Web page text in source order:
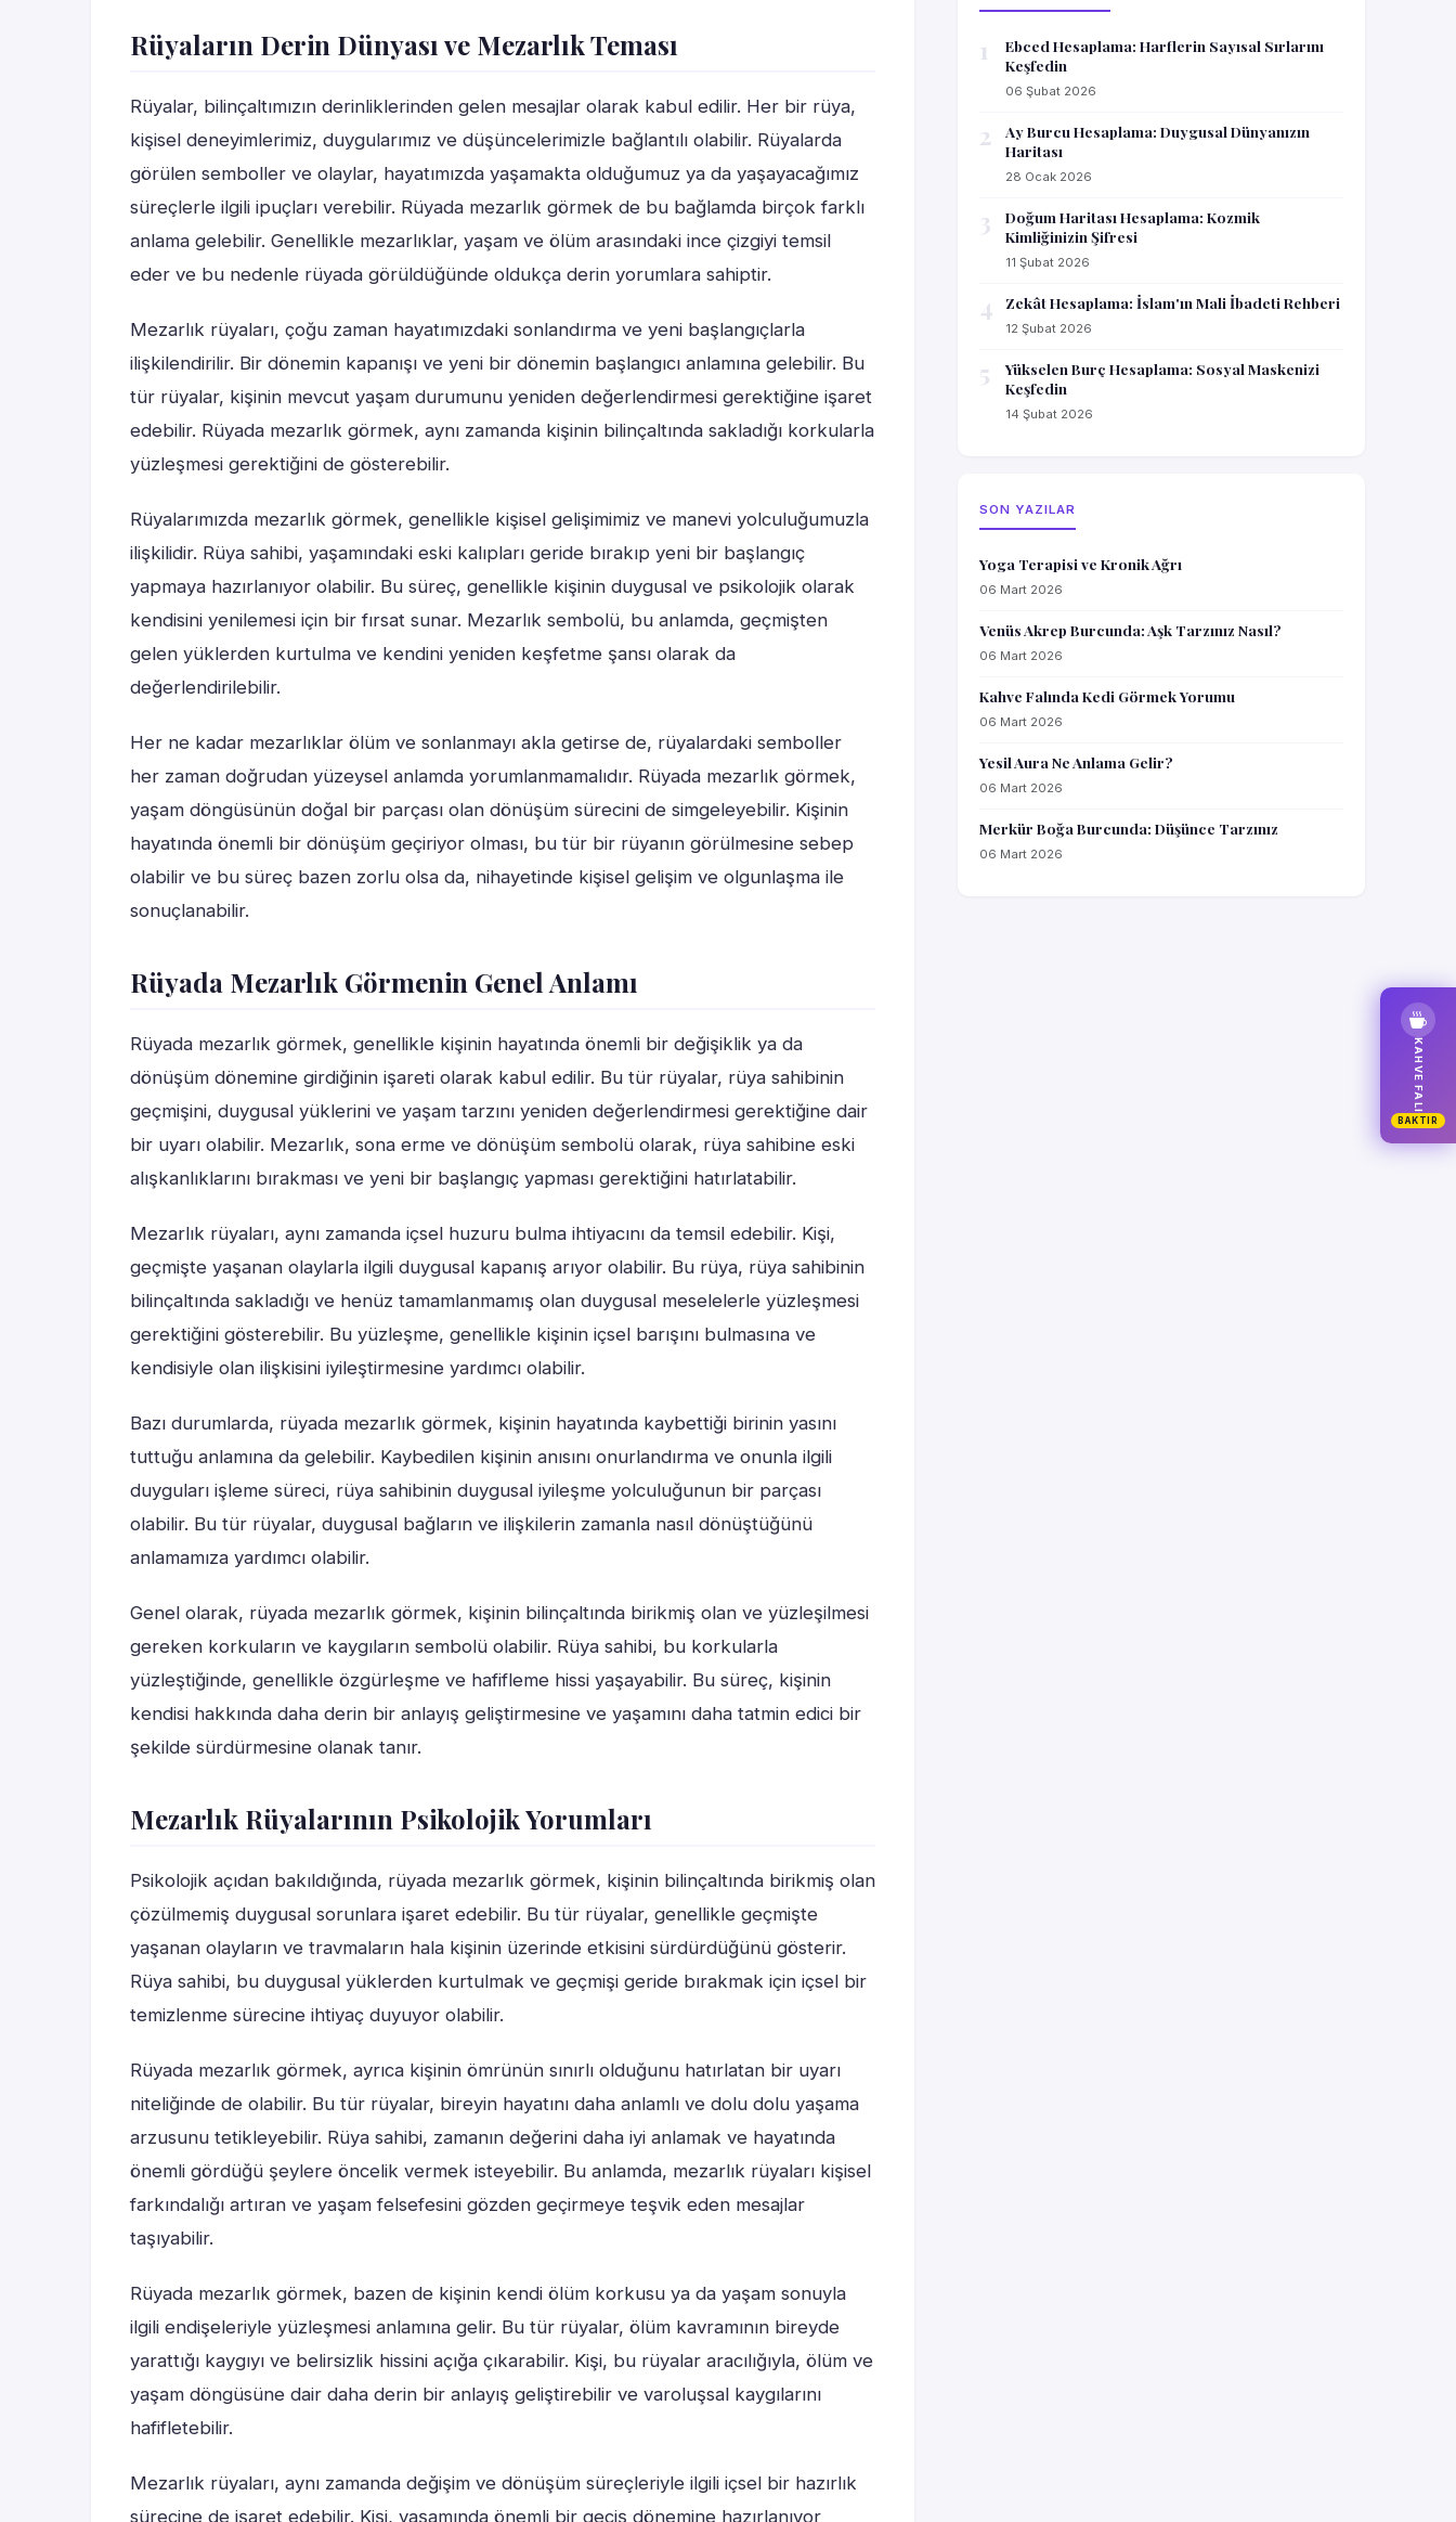
Rüyaların Derin Dünyası ve Mezarlık Teması
Rüyalar, bilinçaltımızın derinliklerinden gelen mesajlar olarak kabul edilir. Her bir rüya,
kişisel deneyimlerimiz, duygularımız ve düşüncelerimizle bağlantılı olabilir. Rüyalarda
görülen semboller ve olaylar, hayatımızda yaşamakta olduğumuz ya da yaşayacağımız
süreçlerle ilgili ipuçları verebilir. Rüyada mezarlık görmek de bu bağlamda birçok farklı
anlama gelebilir. Genellikle mezarlıklar, yaşam ve ölüm arasındaki ince çizgiyi temsil
eder ve bu nedenle rüyada görüldüğünde oldukça derin yorumlara sahiptir.
Mezarlık rüyaları, çoğu zaman hayatımızdaki sonlandırma ve yeni başlangıçlarla
ilişkilendirilir. Bir dönemin kapanışı ve yeni bir dönemin başlangıcı anlamına gelebilir. Bu
tür rüyalar, kişinin mevcut yaşam durumunu yeniden değerlendirmesi gerektiğine işaret
edebilir. Rüyada mezarlık görmek, aynı zamanda kişinin bilinçaltında sakladığı korkularla
yüzleşmesi gerektiğini de gösterebilir.
Rüyalarımızda mezarlık görmek, genellikle kişisel gelişimimiz ve manevi yolculuğumuzla
ilişkilidir. Rüya sahibi, yaşamındaki eski kalıpları geride bırakıp yeni bir başlangıç
yapmaya hazırlanıyor olabilir. Bu süreç, genellikle kişinin duygusal ve psikolojik olarak
kendisini yenilemesi için bir fırsat sunar. Mezarlık sembolü, bu anlamda, geçmişten
gelen yüklerden kurtulma ve kendini yeniden keşfetme şansı olarak da
değerlendirilebilir.
Her ne kadar mezarlıklar ölüm ve sonlanmayı akla getirse de, rüyalardaki semboller
her zaman doğrudan yüzeysel anlamda yorumlanmamalıdır. Rüyada mezarlık görmek,
yaşam döngüsünün doğal bir parçası olan dönüşüm sürecini de simgeleyebilir. Kişinin
hayatında önemli bir dönüşüm geçiriyor olması, bu tür bir rüyanın görülmesine sebep
olabilir ve bu süreç bazen zorlu olsa da, nihayetinde kişisel gelişim ve olgunlaşma ile
sonuçlanabilir.
Rüyada Mezarlık Görmenin Genel Anlamı
Rüyada mezarlık görmek, genellikle kişinin hayatında önemli bir değişiklik ya da
dönüşüm dönemine girdiğinin işareti olarak kabul edilir. Bu tür rüyalar, rüya sahibinin
geçmişini, duygusal yüklerini ve yaşam tarzını yeniden değerlendirmesi gerektiğine dair
bir uyarı olabilir. Mezarlık, sona erme ve dönüşüm sembolü olarak, rüya sahibine eski
alışkanlıklarını bırakması ve yeni bir başlangıç yapması gerektiğini hatırlatabilir.
Mezarlık rüyaları, aynı zamanda içsel huzuru bulma ihtiyacını da temsil edebilir. Kişi,
geçmişte yaşanan olaylarla ilgili duygusal kapanış arıyor olabilir. Bu rüya, rüya sahibinin
bilinçaltında sakladığı ve henüz tamamlanmamış olan duygusal meselelerle yüzleşmesi
gerektiğini gösterebilir. Bu yüzleşme, genellikle kişinin içsel barışını bulmasına ve
kendisiyle olan ilişkisini iyileştirmesine yardımcı olabilir.
Bazı durumlarda, rüyada mezarlık görmek, kişinin hayatında kaybettiği birinin yasını
tuttuğu anlamına da gelebilir. Kaybedilen kişinin anısını onurlandırma ve onunla ilgili
duyguları işleme süreci, rüya sahibinin duygusal iyileşme yolculuğunun bir parçası
olabilir. Bu tür rüyalar, duygusal bağların ve ilişkilerin zamanla nasıl dönüştüğünü
anlamamıza yardımcı olabilir.
Genel olarak, rüyada mezarlık görmek, kişinin bilinçaltında birikmiş olan ve yüzleşilmesi
gereken korkuların ve kaygıların sembolü olabilir. Rüya sahibi, bu korkularla
yüzleştiğinde, genellikle özgürleşme ve hafifleme hissi yaşayabilir. Bu süreç, kişinin
kendisi hakkında daha derin bir anlayış geliştirmesine ve yaşamını daha tatmin edici bir
şekilde sürdürmesine olanak tanır.
Mezarlık Rüyalarının Psikolojik Yorumları
Psikolojik açıdan bakıldığında, rüyada mezarlık görmek, kişinin bilinçaltında birikmiş olan
çözülmemiş duygusal sorunlara işaret edebilir. Bu tür rüyalar, genellikle geçmişte
yaşanan olayların ve travmaların hala kişinin üzerinde etkisini sürdürdüğünü gösterir.
Rüya sahibi, bu duygusal yüklerden kurtulmak ve geçmişi geride bırakmak için içsel bir
temizlenme sürecine ihtiyaç duyuyor olabilir.
Rüyada mezarlık görmek, ayrıca kişinin ömrünün sınırlı olduğunu hatırlatan bir uyarı
niteliğinde de olabilir. Bu tür rüyalar, bireyin hayatını daha anlamlı ve dolu dolu yaşama
arzusunu tetikleyebilir. Rüya sahibi, zamanın değerini daha iyi anlamak ve hayatında
önemli gördüğü şeylere öncelik vermek isteyebilir. Bu anlamda, mezarlık rüyaları kişisel
farkındalığı artıran ve yaşam felsefesini gözden geçirmeye teşvik eden mesajlar
taşıyabilir.
Rüyada mezarlık görmek, bazen de kişinin kendi ölüm korkusu ya da yaşam sonuyla
ilgili endişeleriyle yüzleşmesi anlamına gelir. Bu tür rüyalar, ölüm kavramının bireyde
yarattığı kaygıyı ve belirsizlik hissini açığa çıkarabilir. Kişi, bu rüyalar aracılığıyla, ölüm ve
yaşam döngüsüne dair daha derin bir anlayış geliştirebilir ve varoluşsal kaygılarını
hafifletebilir.
Mezarlık rüyaları, aynı zamanda değişim ve dönüşüm süreçleriyle ilgili içsel bir hazırlık
sürecine de işaret edebilir. Kişi, yaşamında önemli bir geçiş dönemine hazırlanıyor
1
Ebced Hesaplama: Harflerin Sayısal Sırlarını
Keşfedin
06 Şubat 2026
2
Ay Burcu Hesaplama: Duygusal Dünyanızın
Haritası
28 Ocak 2026
3
Doğum Haritası Hesaplama: Kozmik
Kimliğinizin Şifresi
11 Şubat 2026
4 Zekât Hesaplama: İslam'ın Mali İbadeti Rehberi
12 Şubat 2026
5
Yükselen Burç Hesaplama: Sosyal Maskenizi
Keşfedin
14 Şubat 2026
SON YAZILAR
Yoga Terapisi ve Kronik Ağrı
06 Mart 2026
Venüs Akrep Burcunda: Aşk Tarzınız Nasıl?
06 Mart 2026
Kahve Falında Kedi Görmek Yorumu
06 Mart 2026
Yesil Aura Ne Anlama Gelir?
06 Mart 2026
Merkür Boğa Burcunda: Düşünce Tarzınız
06 Mart 2026
KAHVE FALI
BAKTIR